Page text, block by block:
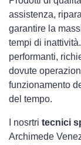
assistenza,
garantire la
tempi di
performanti,
dovute
funzionamento
del tempo.
I nosrtri tecnici
Archimede